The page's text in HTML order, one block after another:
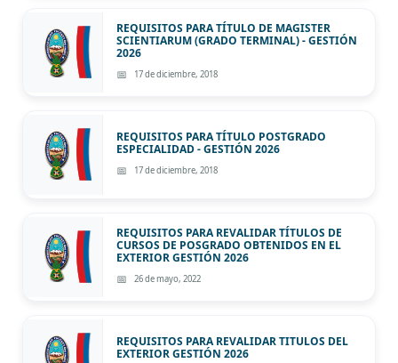
REQUISITOS PARA TÍTULO DE MAGISTER
SCIENTIARUM (GRADO TERMINAL) - GESTIÓN
2026
17 de diciembre, 2018
REQUISITOS PARA TÍTULO POSTGRADO
ESPECIALIDAD - GESTIÓN 2026
17 de diciembre, 2018
REQUISITOS PARA REVALIDAR TÍTULOS DE
CURSOS DE POSGRADO OBTENIDOS EN EL
EXTERIOR GESTIÓN 2026
26 de mayo, 2022
REQUISITOS PARA REVALIDAR TITULOS DEL
EXTERIOR GESTIÓN 2026